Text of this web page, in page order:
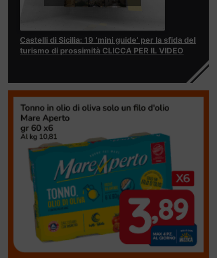
Castelli di Sicilia: 19 ‘mini guide’ per la sfida del
turismo di prossimità CLICCA PER IL VIDEO